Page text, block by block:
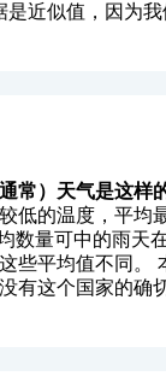
近似值，因为我
常）天气是这样
低的温度，平
数量可中的雨天
些平均值不同。
有这个国家的确